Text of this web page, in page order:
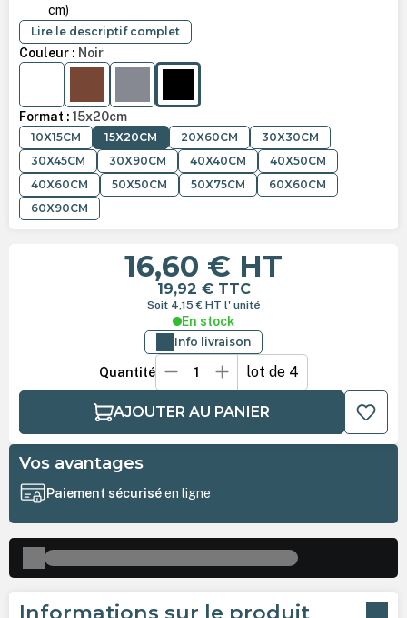
cm)
Lire le descriptif complet
Couleur : Noir
Format : 15x20cm
10X15CM 15X20CM 20X60CM
30X30CM
30X45CM
30X90CM 40X40CM
40X50CM
40X60CM
50X50CM 50X75CM
60X60CM
60X90CM
16,60 € HT
19,92 € TTC
Soit 4,15 € HT l' unité
En stock
Info livraison
Quantité lot de 4
AJOUTER AU PANIER
Vos avantages
Paiement sécuriséen ligne
Informations sur le produit